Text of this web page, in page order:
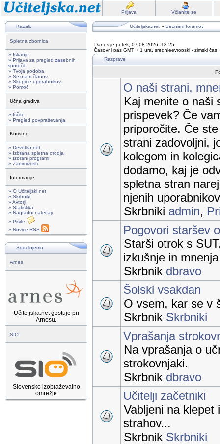
Prijava Včlanite se
Kazalo
Spletna zbornica
» Iskanje
» Prijava za pregled zasebnih
sporočil
» Tvoja podoba
» Seznam članov
» Skupine uporabnikov
» Pomoč
Učna gradiva
» Iščite
» Pregled povpraševanja
Koristno
» Devetka.net
» Izbrana spletna orodja
» Izbrani programi
» Zanimivosti
Informacije
» O Učiteljski.net
» Skrbniki
» Avtorji
» Statistika
» Nagradni natečaji
» Pišite
» Novice RSS
Sodelujemo
Arnes
Učiteljska.net gostuje pri
Arnesu.
SIO
Slovensko izobraževalno
omrežje
Učiteljska.net » Seznam forumov
Danes je petek, 07.08.2026, 18:25
Časovni pas GMT + 1 ura, srednjeevropski - zimski čas
Razprave
O naši strani,
Kaj menite o naši
prispevek? Če
priporočite. Če
strani zadovoljni,
kolegom in
dodamo, kaj je
spletna stran
njenih
Skrbniki admin,
Pogovori staršev
Starši otrok s
izkušnje in
Skrbnik dbravo
Šolski vsakdan
O vsem, kar se v
Skrbnik Skrbniki
Vprašanja
Na vprašanja o
strokovnjaki.
Skrbnik dbravo
Učitelji začetniki
Vabljeni na klepet
strahov...
Skrbnik Skrbniki